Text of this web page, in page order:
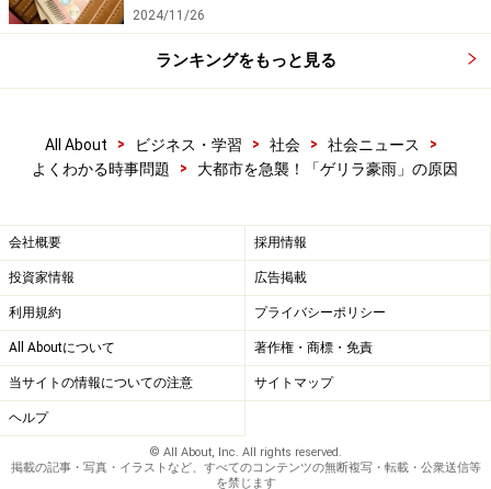
2024/11/26
ランキングをもっと見る
All About > ビジネス・学習 > 社会 > 社会ニュース
>
よくわかる時事問題
> 大都市を急襲！「ゲリラ豪雨」の原因
会社概要 採用情報
投資家情報 広告掲載
利用規約 プライバシーポリシー
All Aboutについて 著作権・商標・免責
当サイトの情報についての注意 サイトマップ
ヘルプ
© All About, Inc. All rights reserved.
掲載の記事・写真・イラストなど、すべてのコンテンツの無断複写・転載・公衆送信等
を禁じます